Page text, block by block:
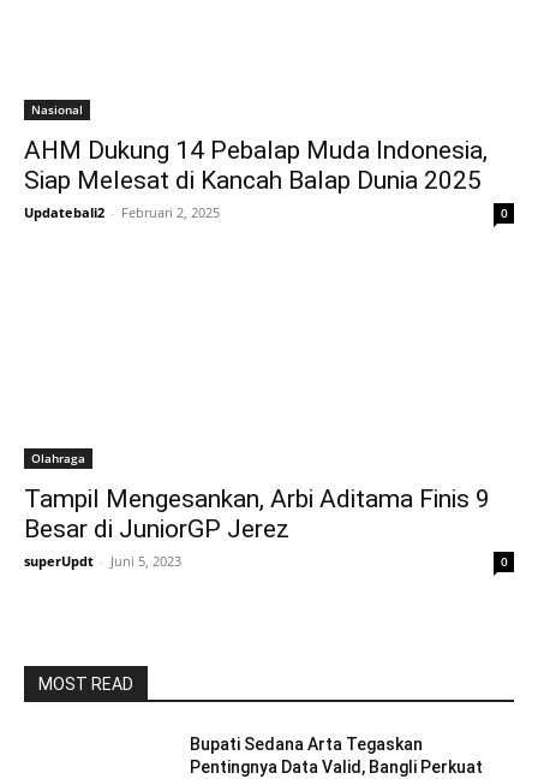
Nasional
AHM Dukung 14 Pebalap Muda Indonesia,
Siap Melesat di Kancah Balap Dunia 2025
Updatebali2 - Februari 2, 2025 0
Olahraga
Tampil Mengesankan, Arbi Aditama Finis 9
Besar di JuniorGP Jerez
superUpdt - Juni 5, 2023 0
MOST READ
Bupati Sedana Arta Tegaskan
Pentingnya Data Valid, Bangli Perkuat